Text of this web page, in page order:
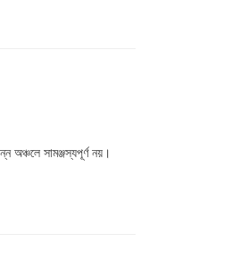
অঞ্চলে সামঞ্জস্যপূর্ণ নয়।